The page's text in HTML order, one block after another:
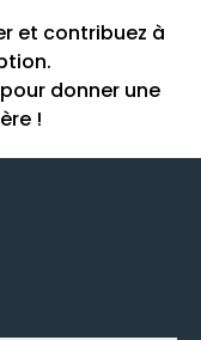
et contribuez à
donner une
!